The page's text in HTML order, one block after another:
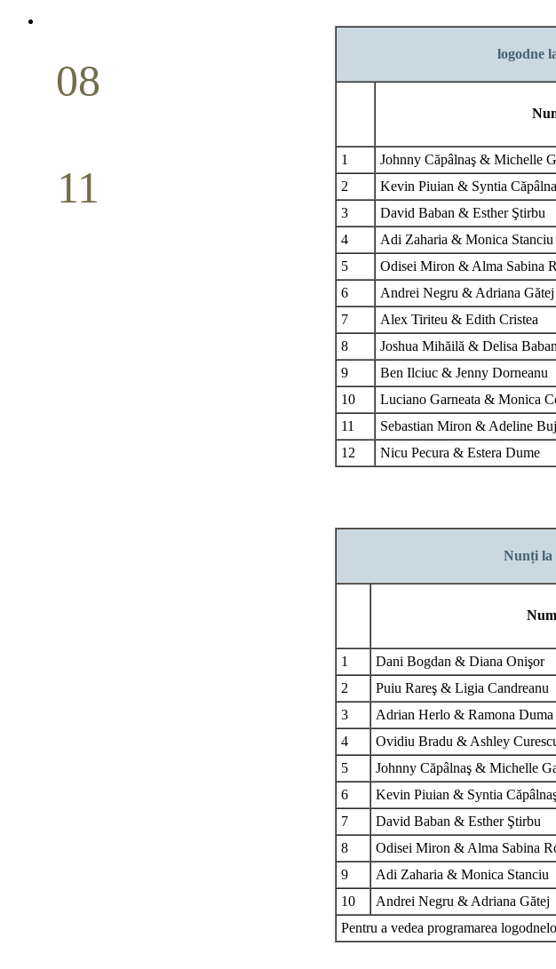
08
11
logodne
1 Johnny Căpâlnaş & Michelle
2
Kevin Piuian & Syntia
3
David Baban & Esther Ştirbu
4
Adi Zaharia & Monica Stanciu
5
Odisei Miron & Alma Sabina
6
Andrei Negru & Adriana Gătej
7
Alex Tiriteu & Edith Cristea
8
Joshua Mihăilă & Delisa Baban
9
Ben Ilciuc & Jenny Dorneanu
10
Luciano Garneata & Monica
11
Sebastian Miron & Adeline
12
Nicu Pecura & Estera Dume
Nunți la
1 Dani Bogdan & Diana Onişor
2
Puiu Rareş & Ligia Candreanu
3
Adrian Herlo & Ramona Duma
4
Ovidiu Bradu & Ashley
5
Johnny Căpâlnaş & Michelle
6
Kevin Piuian & Syntia
7
David Baban & Esther Ştirbu
8
Odisei Miron & Alma Sabina
9
Adi Zaharia & Monica Stanciu
10
Andrei Negru & Adriana Gătej
Pentru a vedea programarea